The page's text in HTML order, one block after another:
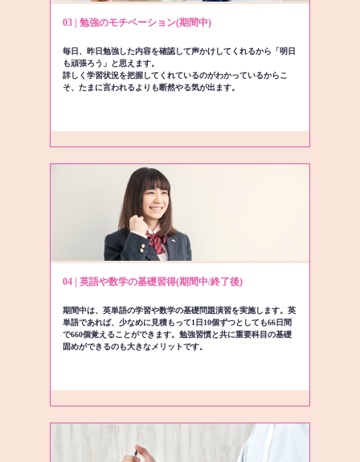
03 | 勉強のモチベーション(期間中)
毎日、昨日勉強した内容を確認して声かけしてくれるから「明日
も頑張ろう」と思えます。
詳しく学習状況を把握してくれているのがわかっているからこ
そ、たまに言われるよりも断然やる気が出ます。
04 | 英語や数学の基礎習得(期間中/終了後)
期間中は、英単語の学習や数学の基礎問題演習を実施します。英
単語であれば、少なめに見積もって1日10個ずつとしても66日間
で660個覚えることができます。勉強習慣と共に重要科目の基礎
固めができるのも大きなメリットです。